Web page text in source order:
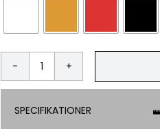
Devil
girl
Patch
SPECIFIKATIONER